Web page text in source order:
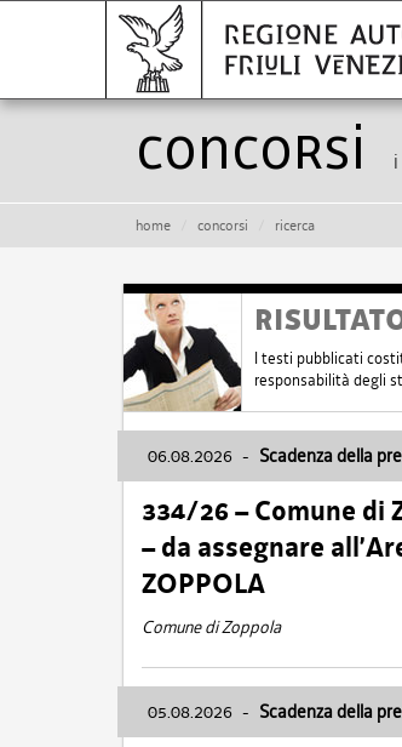
Concorsi
home concorsi ricerca
I testi pubblicati
responsabilità degli
06.08.2026 - Scadenza della
334/26 – Comune di
– da assegnare
ZOPPOLA
Comune di Zoppola
05.08.2026 - Scadenza della